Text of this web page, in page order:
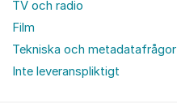
TV och radio
Film
Tekniska och metadatafrågor
Inte leveranspliktigt